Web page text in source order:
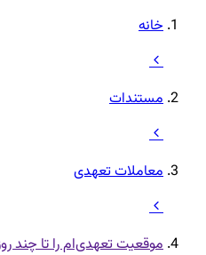
خانه
مستندات
معاملات تعهدی
موقعیت تعهدی‌ام را تا چند